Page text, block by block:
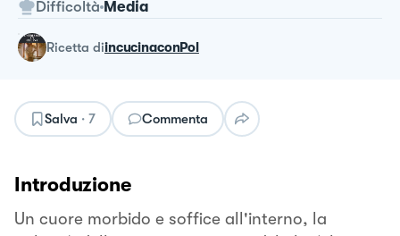
Difficoltà Media
ricetta diincucinaconPol
Salva · 7 Commenta
Introduzione
Un cuore morbido e soffice all'interno, la